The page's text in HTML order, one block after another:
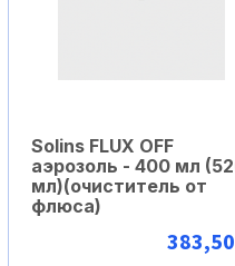
Solins FLUX OFF
аэрозоль - 400 мл
мл)(очиститель от
флюса)